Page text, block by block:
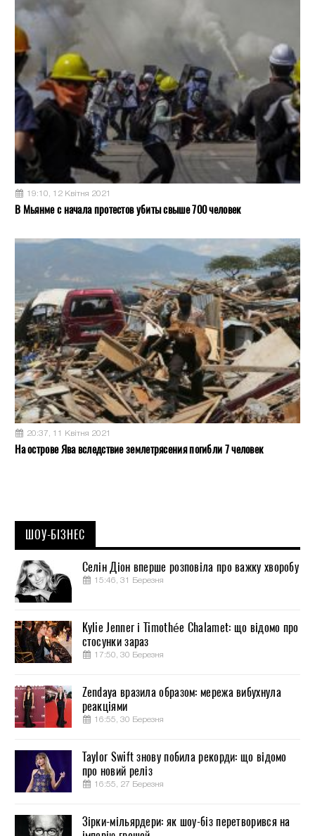
19:10, 12 Квітня 2021
В Мьянме с начала протестов убиты свыше 700 человек
20:37, 11 Квітня 2021
На острове Ява вследствие землетрясения погибли 7 человек
ШОУ-БІЗНЕС
Селін Діон вперше розповіла про важку хворобу
15:46, 31 Березня
Kylie Jenner і Timothée Chalamet: що відомо про
стосунки зараз
17:50, 30 Березня
Zendaya вразила образом: мережа вибухнула
реакціями
16:55, 30 Березня
Taylor Swift знову побила рекорди: що відомо
про новий реліз
16:55, 27 Березня
Зірки-мільярдери: як шоу-біз перетворився на